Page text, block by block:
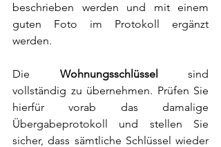
beschrieben werden und mit einem
guten Foto im Protokoll ergänzt
werden.
Die Wohnungsschlüssel sind
vollständig zu übernehmen. Prüfen Sie
hierfür vorab das damalige
Übergabeprotokoll und stellen Sie
sicher, dass sämtliche Schlüssel wieder